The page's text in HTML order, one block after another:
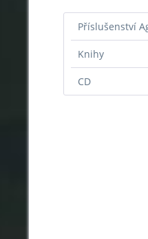
Příslušenství
Knihy
CD